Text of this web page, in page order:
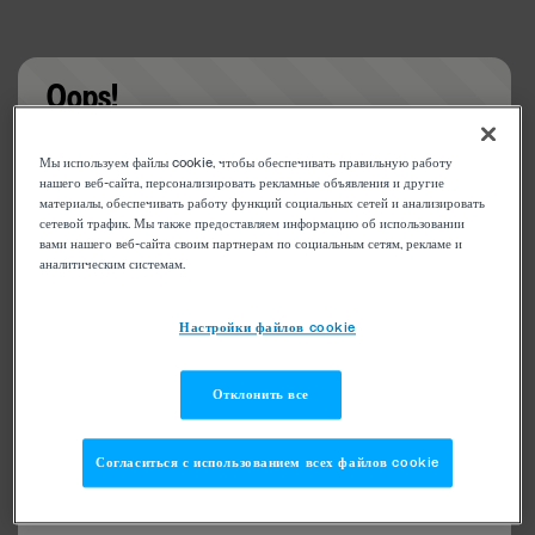
Oops!
Something went wrong. Please try refreshing the
app
Мы используем файлы cookie, чтобы обеспечивать правильную работу
нашего веб-сайта, персонализировать рекламные объявления и другие
материалы, обеспечивать работу функций социальных сетей и анализировать
сетевой трафик. Мы также предоставляем информацию об использовании
вами нашего веб-сайта своим партнерам по социальным сетям, рекламе и
аналитическим системам.
Настройки файлов cookie
Отклонить все
Согласиться с использованием всех файлов cookie